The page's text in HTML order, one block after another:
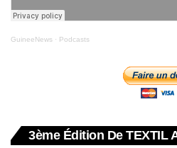
GuineeNews · Podcasts
3ème Édition De TEXTIL